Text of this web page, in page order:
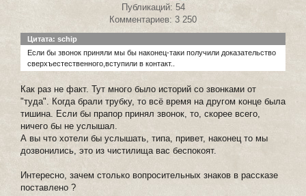
Публикаций: 54
Комментариев: 3 250
Цитата: schip
Если бы звонок приняли мы бы наконец-таки получили доказательство
сверхъестественного,вступили в контакт..
Как раз не факт. Тут много было историй со звонками от
"туда". Когда брали трубку, то всё время на другом конце была
тишина. Если бы прапор принял звонок, то, скорее всего,
ничего бы не услышал.
А вы что хотели бы услышать, типа, привет, наконец то мы
дозвонились, это из чистилища вас беспокоят.
Интересно, зачем столько вопросительных знаков в рассказе
поставлено ?